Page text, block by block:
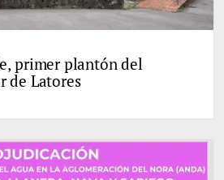
primer plantón del
de Latores